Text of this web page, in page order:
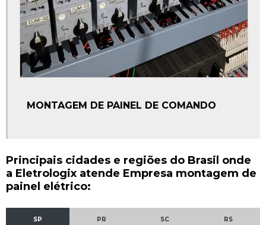
MONTAGEM DE PAINEL DE COMANDO
Principais cidades e regiões do Brasil onde
a Eletrologix atende Empresa montagem de
painel elétrico:
SP PR SC RS